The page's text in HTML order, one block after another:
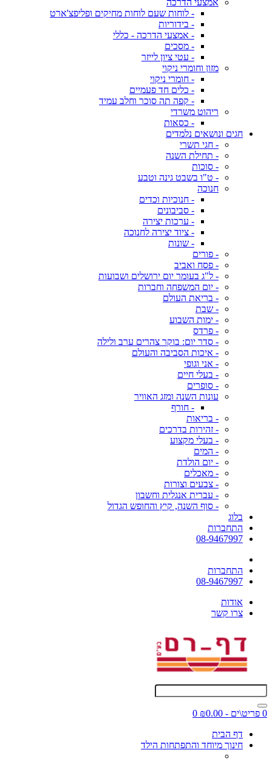
אמצעי הדרכה
- לוחות שעם לוחות מחיקים ופליפצ'ארט
- בידוריות
- אמצעי הדרכה - כללי
- מסכים
- עטי ציון לייזר
מזון וחומרי ניקוי
- חומרי ניקוי
- כלים חד פעמיים
- קפה תה סוכר וחלב עמיד
ריהוט משרדי
- כסאות
חגים ונושאים נלמדים
- חגי תשרי
- תחילת השנה
- סוכות
- ט"ו בשבט גינה וטבע
חנוכה
- חנוכיות וכדים
- סביבונים
- ערכות יצירה
- ציוד יצירה לחנוכה
- שונות
- פורים
- פסח ואביב
- ל"ג בעומר יום ירושלים ושבועות
- יום המשפחה וחברות
- בריאת העולם
- שבת
- ימות השבוע
- פרדס
- סדר יום: בוקר צהרים ערב ולילה
- איכות הסביבה והעולם
- אני וגופי
- בעלי חיים
- סופרים
עונות השנה ומזג האוויר
- חורף
- בריאות
- זהירות בדרכים
- בעלי מקצוע
- המים
- יום הולדת
- מאכלים
- צבעים וצורות
- עברית אנגלית וחשבון
- סוף השנה, קיץ והחופש הגדול
בלוג
התחברות
08-9467997
התחברות
08-9467997
אודות
צרו קשר
0 פריט\ים - ₪0.00
0
דף הבית
חינוך מיוחד והתפתחות הילד